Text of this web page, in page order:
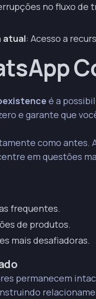
no fluxo de
atual: Acesso a
é a
e garante que
como antes.
em questões
frequentes.
de produtos.
mais desafiadoras.
permanecem